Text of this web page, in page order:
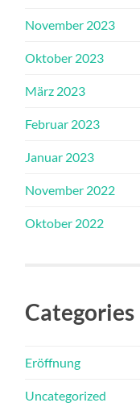
November 2023
Oktober 2023
März 2023
Februar 2023
Januar 2023
November 2022
Oktober 2022
Categories
Eröffnung
Uncategorized